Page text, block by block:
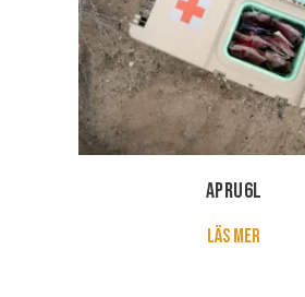
APRU6L
Läs mer